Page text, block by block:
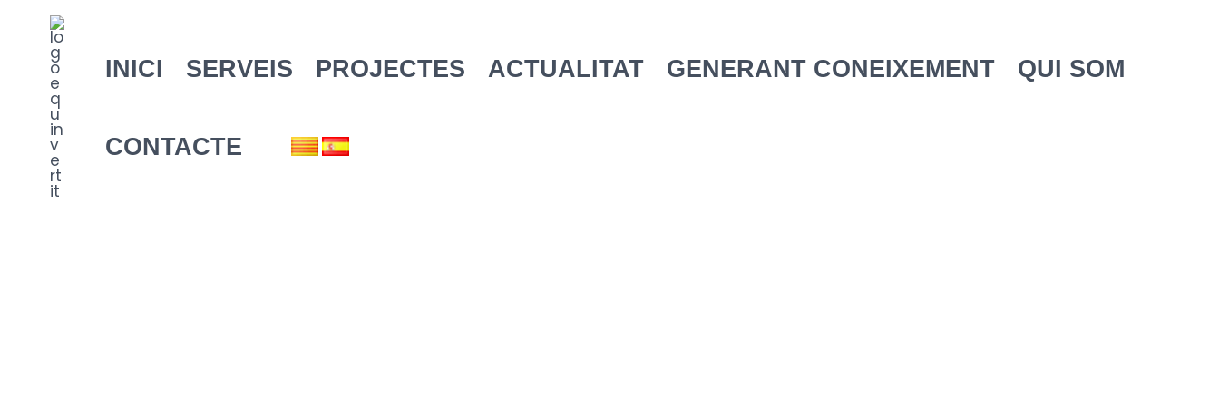
contingut
INICI SERVEIS PROJECTES ACTUALITAT GENERANT CONEIXEMENT QUI SOM
CONTACTE